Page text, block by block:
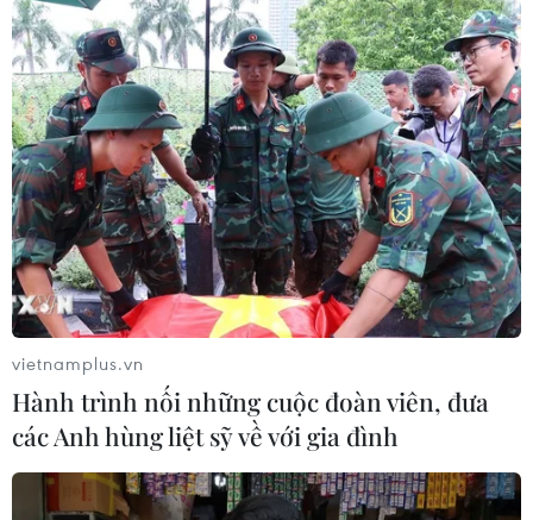
vietnamplus.vn
Hành trình nối những cuộc đoàn viên, đưa
các Anh hùng liệt sỹ về với gia đình